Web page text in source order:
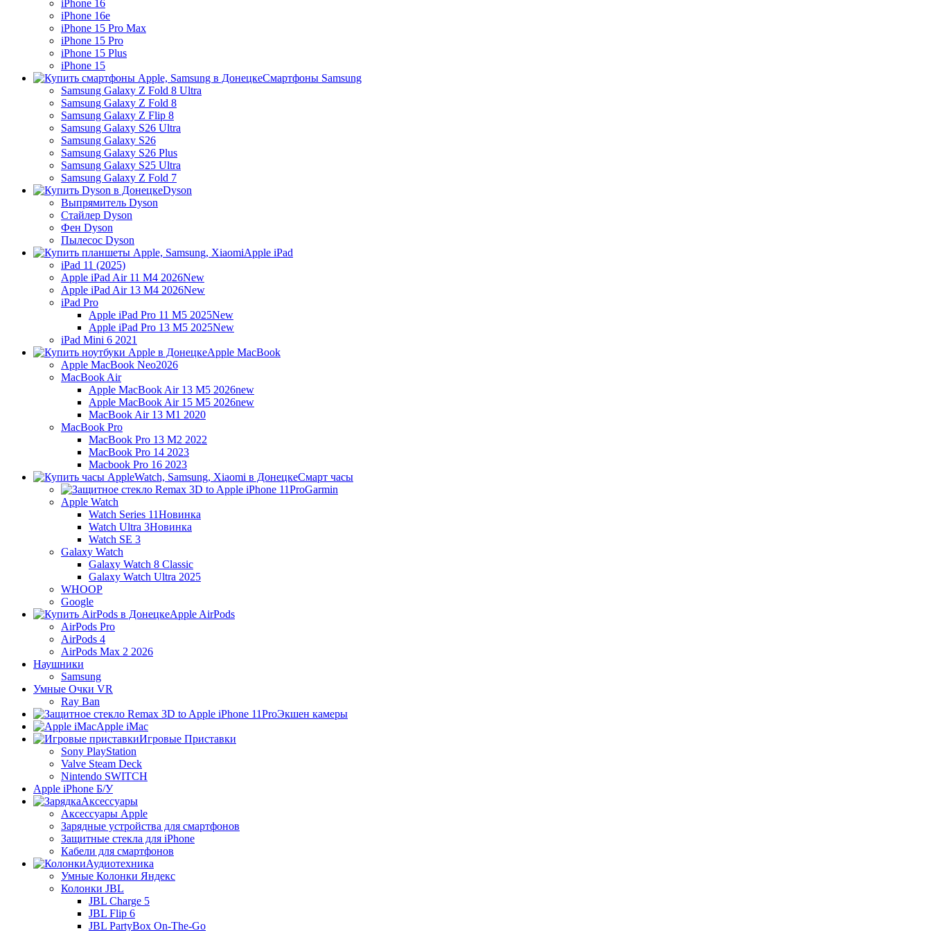
iPhone 16
iPhone 16e
iPhone 15 Pro Max
iPhone 15 Pro
iPhone 15 Plus
iPhone 15
Смартфоны Samsung
Samsung Galaxy Z Fold 8 Ultra
Samsung Galaxy Z Fold 8
Samsung Galaxy Z Flip 8
Samsung Galaxy S26 Ultra
Samsung Galaxy S26
Samsung Galaxy S26 Plus
Samsung Galaxy S25 Ultra
Samsung Galaxy Z Fold 7
Dyson
Выпрямитель Dyson
Стайлер Dyson
Фен Dyson
Пылесос Dyson
Apple iPad
iPad 11 (2025)
Apple iPad Air 11 M4 2026New
Apple iPad Air 13 M4 2026New
iPad Pro
Apple iPad Pro 11 M5 2025New
Apple iPad Pro 13 M5 2025New
iPad Mini 6 2021
Apple MacBook
Apple MacBook Neo2026
MacBook Air
Apple MacBook Air 13 M5 2026new
Apple MacBook Air 15 M5 2026new
MacBook Air 13 M1 2020
MacBook Pro
MacBook Pro 13 M2 2022
MacBook Pro 14 2023
Macbook Pro 16 2023
Смарт часы
Garmin
Apple Watch
Watch Series 11Новинка
Watch Ultra 3Новинка
Watch SE 3
Galaxy Watch
Galaxy Watch 8 Classic
Galaxy Watch Ultra 2025
WHOOP
Google
Apple AirPods
AirPods Pro
AirPods 4
AirPods Max 2 2026
Наушники
Samsung
Умные Очки VR
Ray Ban
Экшен камеры
Apple iMac
Игровые Приставки
Sony PlayStation
Valve Steam Deck
Nintendo SWITCH
Apple iPhone Б/У
Аксессуары
Аксессуары Apple
Зарядные устройства для смартфонов
Защитные стекла для iPhone
Кабели для смартфонов
Аудиотехника
Умные Колонки Яндекс
Колонки JBL
JBL Charge 5
JBL Flip 6
JBL PartyBox On-The-Go